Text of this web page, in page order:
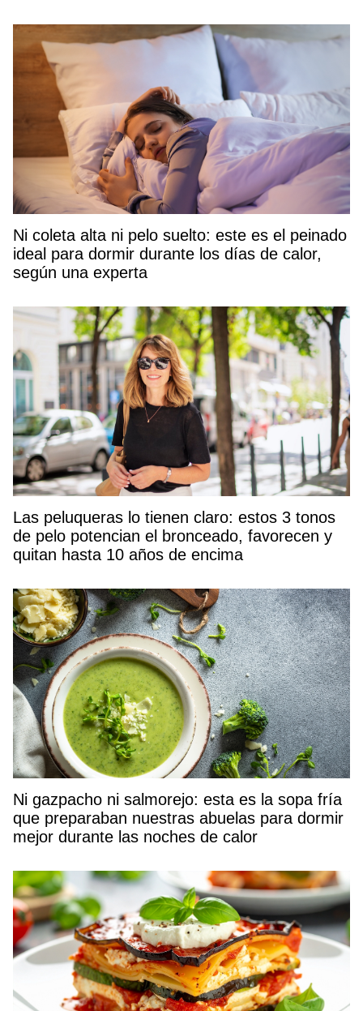
Ni coleta alta ni pelo suelto: este es el peinado
ideal para dormir durante los días de calor,
según una experta
Las peluqueras lo tienen claro: estos 3 tonos
de pelo potencian el bronceado, favorecen y
quitan hasta 10 años de encima
Ni gazpacho ni salmorejo: esta es la sopa fría
que preparaban nuestras abuelas para dormir
mejor durante las noches de calor